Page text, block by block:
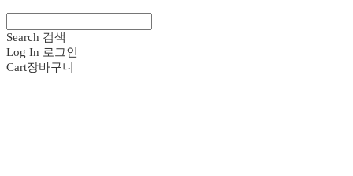
Search 검색
Log In 로그인
Cart장바구니